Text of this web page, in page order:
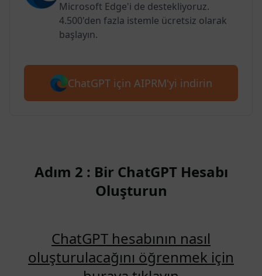
Microsoft Edge'i de destekliyoruz.
4.500'den fazla istemle ücretsiz olarak
başlayın.
ChatGPT için AIPRM'yi indirin
Adım 2 : Bir ChatGPT Hesabı
Oluşturun
ChatGPT hesabının nasıl
oluşturulacağını öğrenmek için